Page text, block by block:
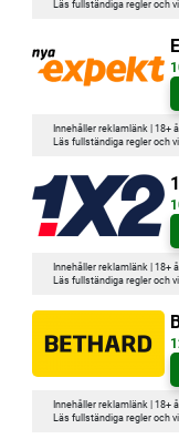
Läs fullständiga regler och
Innehåller reklamlänk | 18+
Läs fullständiga regler och
Innehåller reklamlänk | 18+
Läs fullständiga regler och
Innehåller reklamlänk | 18+
Läs fullständiga regler och